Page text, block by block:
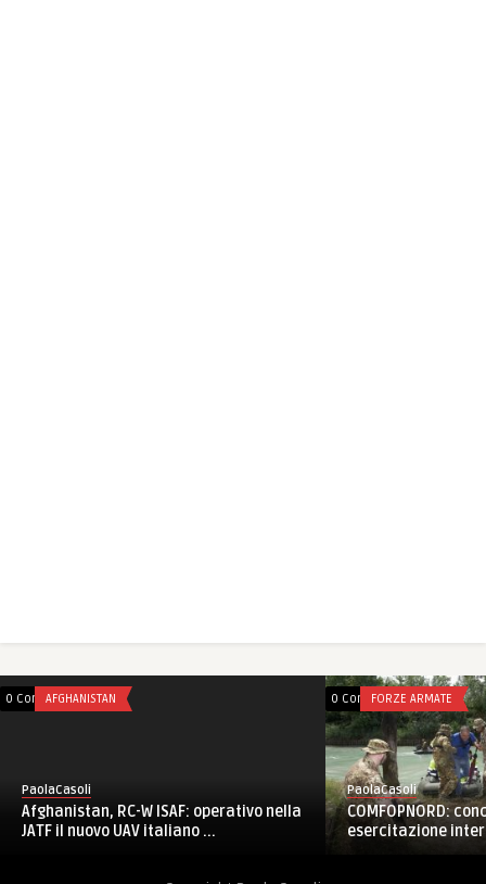
0 CommentsAFGHANISTAN
PaolaCasoli
Afghanistan, RC-W ISAF: operativo nella
JATF il nuovo UAV italiano ...
0 CommentsFORZE ARMATE
PaolaCasoli
COMFOPNORD:
esercitazione